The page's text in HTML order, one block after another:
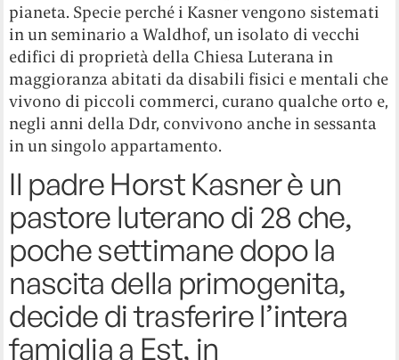
pianeta. Specie perché i Kasner vengono sistemati
in un seminario a Waldhof, un isolato di vecchi
edifici di proprietà della Chiesa Luterana in
maggioranza abitati da disabili fisici e mentali che
vivono di piccoli commerci, curano qualche orto e,
negli anni della Ddr, convivono anche in sessanta
in un singolo appartamento.
Il padre Horst Kasner è un
pastore luterano di 28 che,
poche settimane dopo la
nascita della primogenita,
decide di trasferire l’intera
famiglia a Est, in